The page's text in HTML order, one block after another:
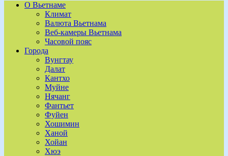
О Вьетнаме
Климат
Валюта Вьетнама
Веб-камеры Вьетнама
Часовой пояс
Города
Вунгтау
Далат
Кантхо
Муйне
Нячанг
Фантьет
Фуйен
Хошимин
Ханой
Хойан
Хюэ